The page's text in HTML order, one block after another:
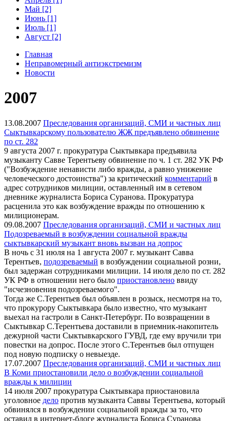
Май [2]
Июнь [1]
Июль [1]
Август [2]
Главная
Неправомерный антиэкстремизм
Новости
2007
13.08.2007 Преследования организаций, СМИ и частных лиц
Сыктывкарскому пользователю ЖЖ предъявлено обвинение
по ст. 282
9 августа 2007 г. прокуратура Сыктывкара предъявила
музыканту Савве Терентьеву обвинение по ч. 1 ст. 282 УК РФ
("Возбуждение ненависти либо вражды, а равно унижение
человеческого достоинства") за критический комментарий в
адрес сотрудников милиции, оставленный им в сетевом
дневнике журналиста Бориса Суранова. Прокуратура
расценила это как возбуждение вражды по отношению к
милиционерам.
09.08.2007 Преследования организаций, СМИ и частных лиц
Подозреваемый в возбуждении социальной вражды
сыктывкарский музыкант вновь вызван на допрос
В ночь с 31 июля на 1 августа 2007 г. музыкант Савва
Терентьев, подозреваемый в возбуждении социальной розни,
был задержан сотрудниками милиции. 14 июля дело по ст. 282
УК РФ в отношении него было приостановлено ввиду
"исчезновения подозреваемого".
Тогда же С.Терентьев был объявлен в розыск, несмотря на то,
что прокурору Сыктывкара было известно, что музыкант
выехал на гастроли в Санкт-Петербург. По возвращении в
Сыктывкар С.Терентьева доставили в приемник-накопитель
дежурной части Сыктывкарского ГУВД, где ему вручили три
повестки на допрос. После этого С.Терентьев был отпущен
под новую подписку о невыезде.
17.07.2007 Преследования организаций, СМИ и частных лиц
В Коми приостановили дело о возбуждении социальной
вражды к милиции
14 июля 2007 прокуратура Сыктывкара приостановила
уголовное дело против музыканта Саввы Терентьева, который
обвинялся в возбуждении социальной вражды за то, что
оставил в интернет-блоге журналиста Бориса Суранова